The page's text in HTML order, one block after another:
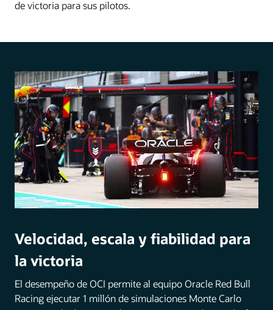
de victoria para sus pilotos.
Velocidad, escala y fiabilidad para
la victoria
El desempeño de OCI permite al equipo Oracle Red Bull
Racing ejecutar 1 millón de simulaciones Monte Carlo